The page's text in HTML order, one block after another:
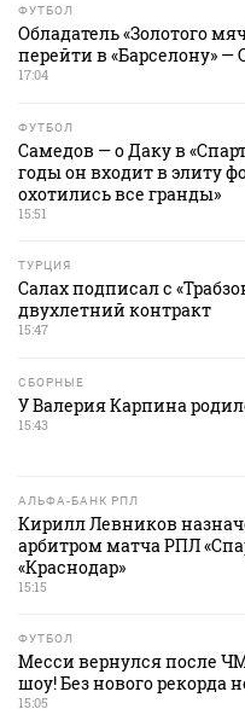
ФУТБОЛ
Обладатель «Золотого
перейти в «Барселону»
17:04
ФУТБОЛ
Самедов — о Даку в
годы он входит в элиту
охотились все гранды»
15:51
ТУРЦИЯ
Салах подписал с
двухлетний контракт
15:47
СБОРНЫЕ
У Валерия Карпина
15:43
АЛЬФА-БАНК РПЛ
Кирилл Левников
арбитром матча РПЛ
«Краснодар»
15:15
ФУТБОЛ
Месси вернулся после
шоу! Без нового рекорда
15:05